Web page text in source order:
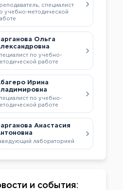
специалист
учебно-методической
Ольга
по учебно-
работе
Ирина
по учебно-
работе
Анастасия
лабораторией
и события: